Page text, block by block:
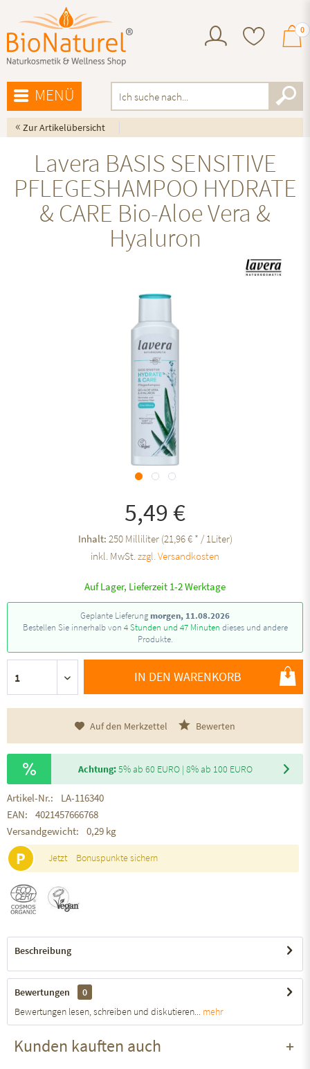
0
MENÜ
« Zur Artikelübersicht
Lavera BASIS SENSITIVE
PFLEGESHAMPOO HYDRATE
& CARE Bio-Aloe Vera &
Hyaluron
5,49 €
Inhalt: 250 Milliliter (21,96 € * / 1Liter)
inkl. MwSt.zzgl. Versandkosten
Auf Lager, Lieferzeit 1-2 Werktage
Geplante Lieferungmorgen, 11.08.2026
Bestellen Sie innerhalb von 4 Stunden und 47 Minuten dieses und andere
Produkte.
IN DEN WARENKORB
Auf den Merkzettel Bewerten
Achtung:5% ab 60 EURO | 8% ab 100 EURO
Artikel-Nr.:
LA-116340
EAN:
4021457666768
Versandgewicht:
0,29 kg
P Jetzt Bonuspunkte sichern
Beschreibung
Bewertungen
0
Bewertungen lesen, schreiben und diskutieren... mehr
Kunden kauften auch